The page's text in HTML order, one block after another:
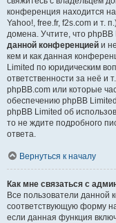
конференция находится
Yahoo!, free.fr, f2s.com и т.
домена. Учтите, что phpBB
данной конференцией и
кем и как данная
Limited по юридическим
ответственности за неё и
phpBB.com или которые
обеспечению phpBB
phpBB Limited об
то не ждите подробного
ответа.
Вернуться к началу
Как мне связаться с
Все пользователи данной
соответствующую форму
если данная функция